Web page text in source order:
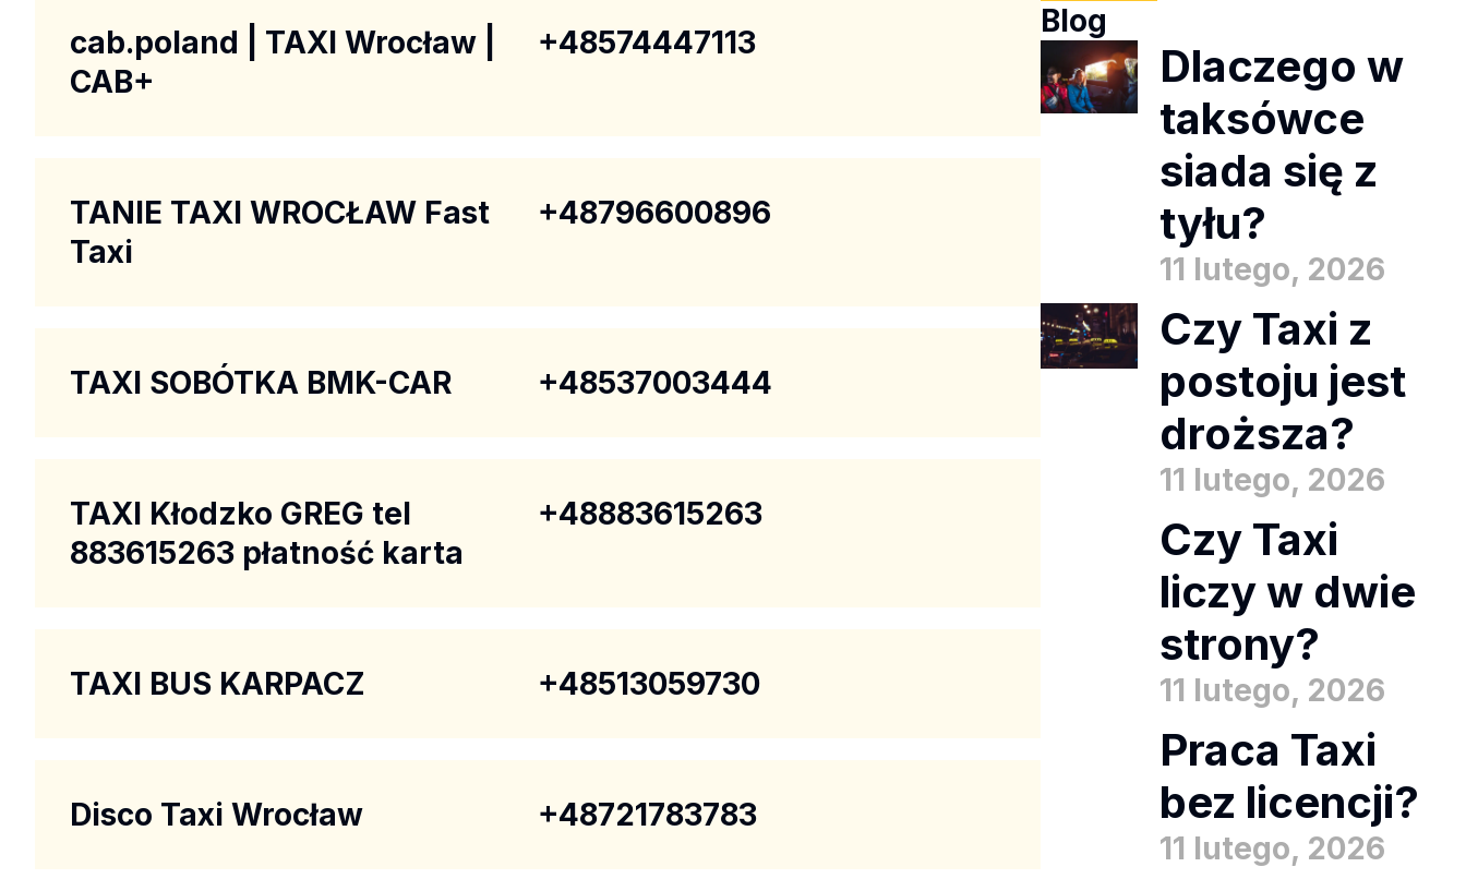
cab.poland | TAXI Wrocław |
CAB+
+48574447113
TANIE TAXI WROCŁAW Fast
Taxi
+48796600896
TAXI SOBÓTKA BMK-CAR +48537003444
TAXI Kłodzko GREG tel
883615263 płatność karta
+48883615263
TAXI BUS KARPACZ +48513059730
Disco Taxi Wrocław +48721783783
Blog
Dlaczego w
taksówce
siada się z
tyłu?
11 lutego, 2026
Czy Taxi z
postoju jest
droższa?
11 lutego, 2026
Czy Taxi
liczy w dwie
strony?
11 lutego, 2026
Praca Taxi
bez licencji?
11 lutego, 2026